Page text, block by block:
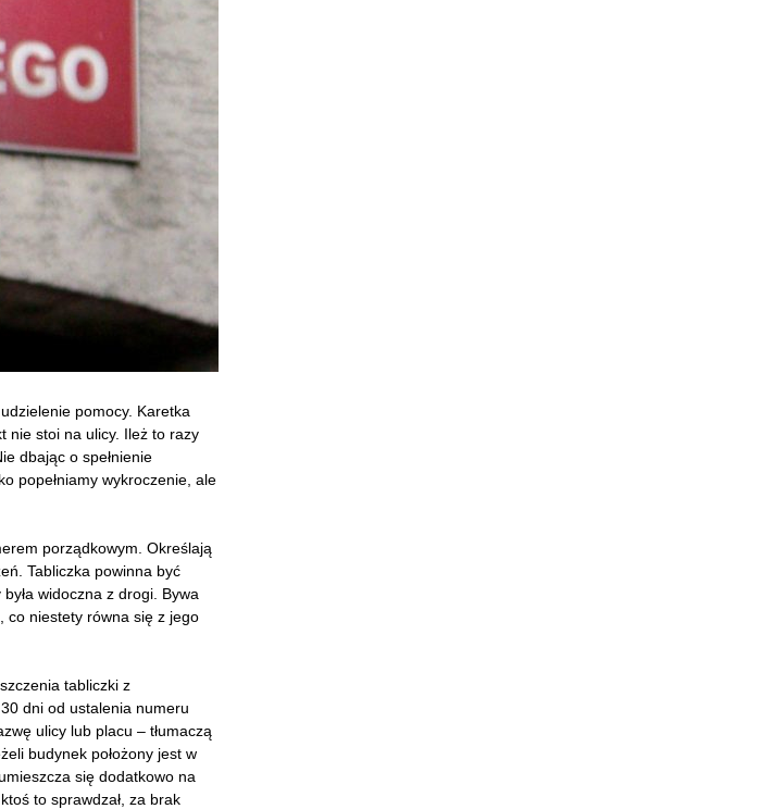
pomocy. Karetka
nie stoi na ulicy. Ileż to razy
dbając o spełnienie
popełniamy wykroczenie, ale
porządkowym. Określają
Tabliczka powinna być
widoczna z drogi. Bywa
co niestety równa się z jego
tabliczki z
dni od ustalenia numeru
ulicy lub placu – tłumaczą
budynek położony jest w
się dodatkowo na
to sprawdzał, za brak